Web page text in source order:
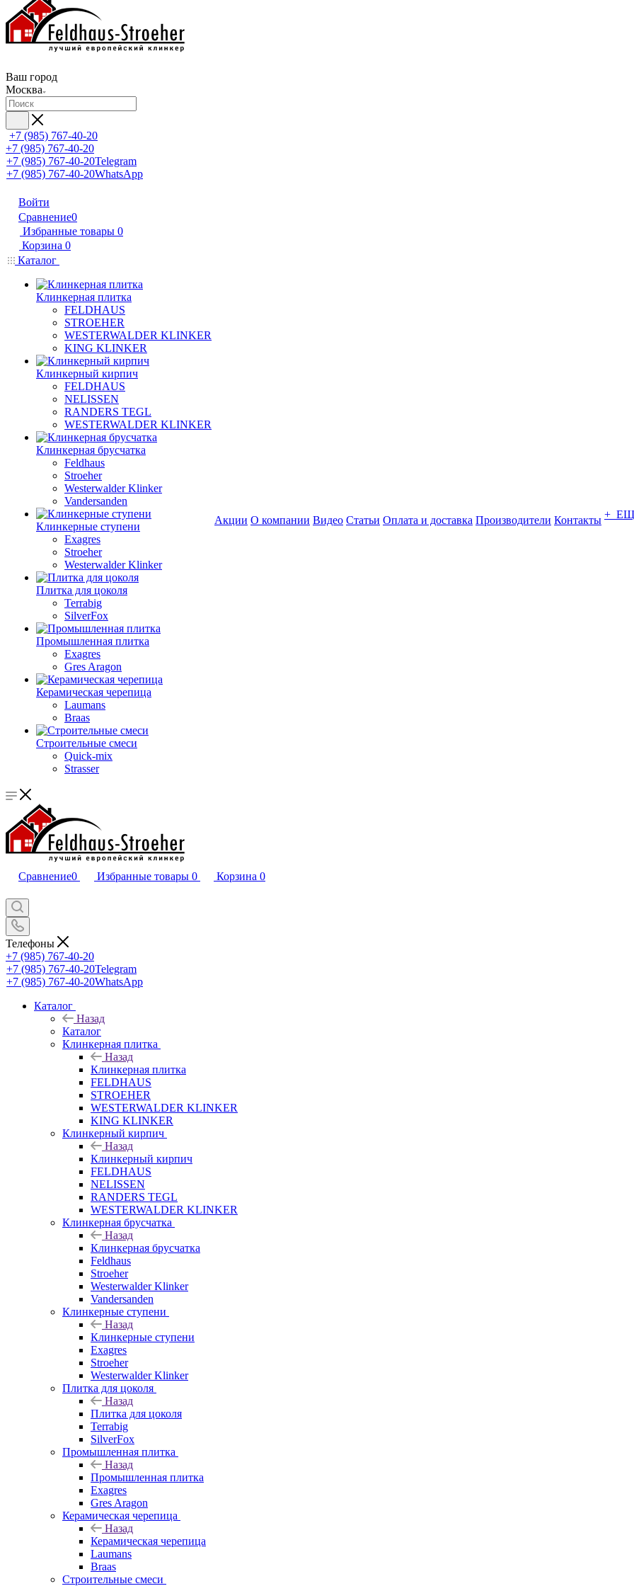
Ваш город
Москва
+7 (985) 767-40-20
+7 (985) 767-40-20
+7 (985) 767-40-20Telegram
+7 (985) 767-40-20WhatsApp
Войти
Сравнение0
Избранные товары 0
Корзина 0
Каталог
Клинкерная плитка
FELDHAUS
STROEHER
WESTERWALDER KLINKER
KING KLINKER
Клинкерный кирпич
FELDHAUS
NELISSEN
RANDERS TEGL
WESTERWALDER KLINKER
Клинкерная брусчатка
Feldhaus
Stroeher
Westerwalder Klinker
Vandersanden
Клинкерные ступени
Exagres
Stroeher
Westerwalder Klinker
Плитка для цоколя
Terrabig
SilverFox
Промышленная плитка
Exagres
Gres Aragon
Керамическая черепица
Laumans
Braas
Строительные смеси
Quick-mix
Strasser
Акции О компании Видео Статьи Оплата и доставка Производители Контакты +
Сравнение0 Избранные товары 0 Корзина 0
Телефоны
+7 (985) 767-40-20
+7 (985) 767-40-20Telegram
+7 (985) 767-40-20WhatsApp
Каталог
Назад
Каталог
Клинкерная плитка
Назад
Клинкерная плитка
FELDHAUS
STROEHER
WESTERWALDER KLINKER
KING KLINKER
Клинкерный кирпич
Назад
Клинкерный кирпич
FELDHAUS
NELISSEN
RANDERS TEGL
WESTERWALDER KLINKER
Клинкерная брусчатка
Назад
Клинкерная брусчатка
Feldhaus
Stroeher
Westerwalder Klinker
Vandersanden
Клинкерные ступени
Назад
Клинкерные ступени
Exagres
Stroeher
Westerwalder Klinker
Плитка для цоколя
Назад
Плитка для цоколя
Terrabig
SilverFox
Промышленная плитка
Назад
Промышленная плитка
Exagres
Gres Aragon
Керамическая черепица
Назад
Керамическая черепица
Laumans
Braas
Строительные смеси